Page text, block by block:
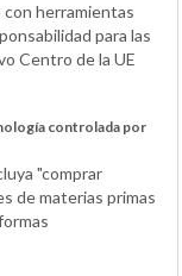
herramientas
para las
Centro de la UE
controlada por
"comprar
de materias primas